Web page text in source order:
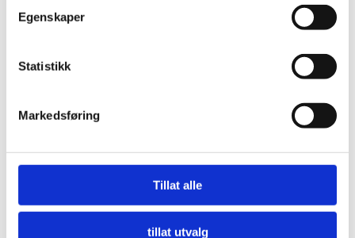
Egenskaper
Statistikk
Markedsføring
Tillat alle
tillat utvalg
Nå må offentlige innkjøpere etterspørre miljø
LES MER